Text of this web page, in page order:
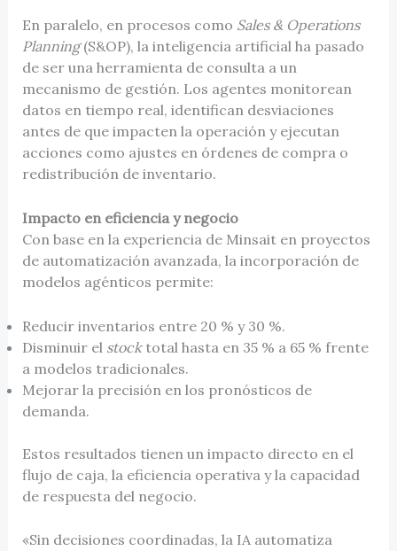
En paralelo, en procesos como Sales & Operations
Planning(S&OP), la inteligencia artificial ha pasado
de ser una herramienta de consulta a un
mecanismo de gestión. Los agentes monitorean
datos en tiempo real, identifican desviaciones
antes de que impacten la operación y ejecutan
acciones como ajustes en órdenes de compra o
redistribución de inventario.
Impacto en eficiencia y negocio
Con base en la experiencia de Minsait en proyectos
de automatización avanzada, la incorporación de
modelos agénticos permite:
Reducir inventarios entre 20 % y 30 %.
Disminuir el stocktotal hasta en 35 % a 65 % frente
a modelos tradicionales.
Mejorar la precisión en los pronósticos de
demanda.
Estos resultados tienen un impacto directo en el
flujo de caja, la eficiencia operativa y la capacidad
de respuesta del negocio.
«Sin decisiones coordinadas, la IA automatiza